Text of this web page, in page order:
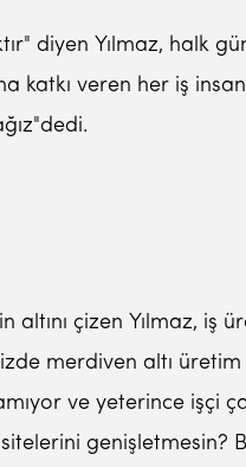
diyen Yılmaz, halk
veren her iş
çizen Yılmaz, iş
merdiven altı
ve yeterince işçi
genişletmesin?